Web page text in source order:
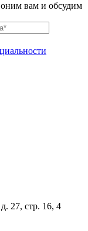
вам и обсудим
27, стр. 16, 4